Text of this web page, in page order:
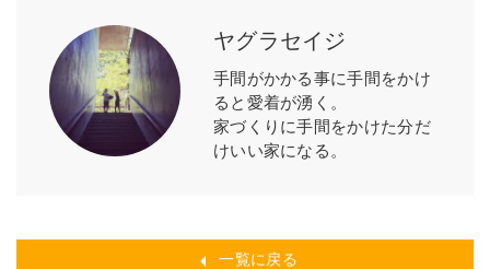
ヤグラセイジ
手間がかかる事に手間をかけ
ると愛着が湧く。
家づくりに手間をかけた分だ
けいい家になる。
一覧に戻る